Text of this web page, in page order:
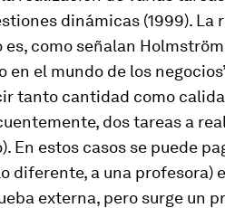
dinámicas (1999).
como señalan
en el mundo de los
tanto cantidad como
dos tareas a
En estos casos se puede
diferente, a una profesora)
externa, pero surge un